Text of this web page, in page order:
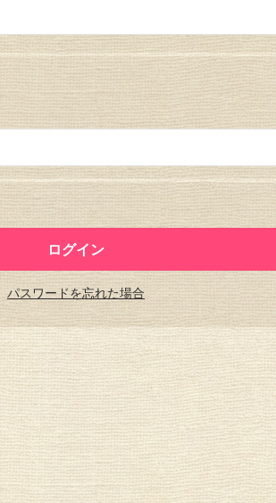
パスワードを忘れた場合